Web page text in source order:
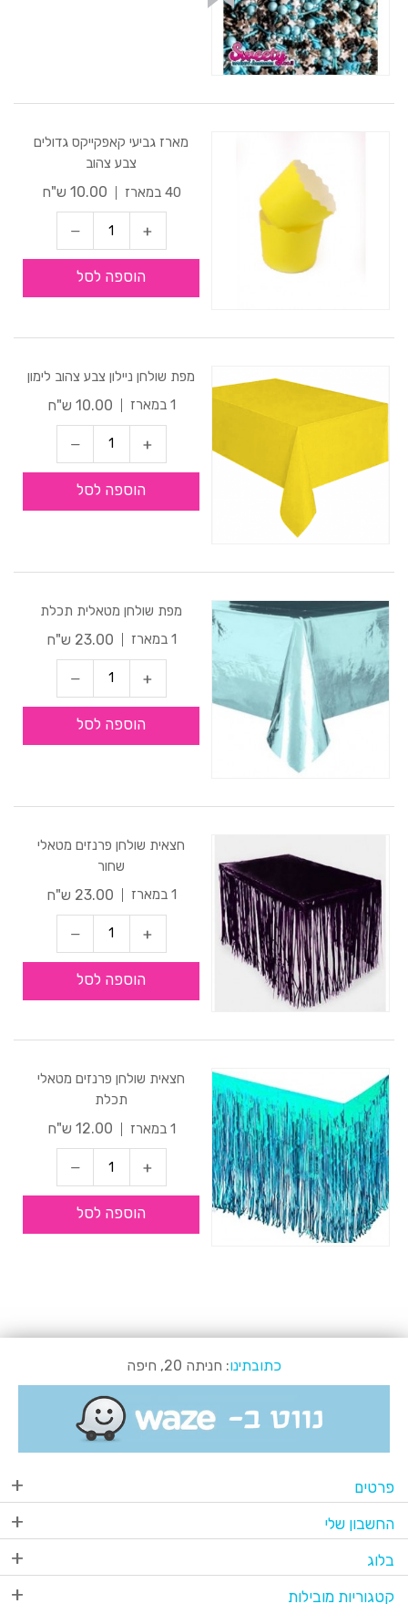
מארז גביעי קאפקייקס גדולים
צבע צהוב
40 במארז
10.00 ש"ח
הוספה לסל
מפת שולחן ניילון צבע צהוב לימון
1 במארז
10.00 ש"ח
הוספה לסל
מפת שולחן מטאלית תכלת
1 במארז
23.00 ש"ח
הוספה לסל
חצאית שולחן פרנזים מטאלי
שחור
1 במארז
23.00 ש"ח
הוספה לסל
חצאית שולחן פרנזים מטאלי
תכלת
1 במארז
12.00 ש"ח
הוספה לסל
כתובתינו: חניתה 20, חיפה
פרטים
החשבון שלי
בלוג
קטגוריות מובילות